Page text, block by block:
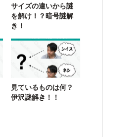
サイズの違いから謎
を解け！？暗号謎解
き！
見ているものは何？
伊沢謎解き！！